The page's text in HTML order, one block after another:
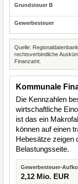
Quelle:
rechtsverbindliche
Finanzamt.
Kommunale
Die Kennzahlen
wirtschaftliche
ist das ein
können auf einen
Hebesätze zeigen
Belastungsseite.
Gewerbesteuer-
2,12 Mio. EUR